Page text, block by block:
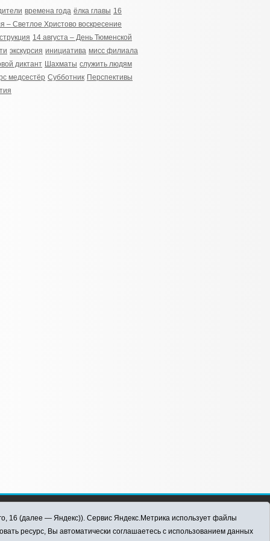
времена года ёлка главы 16
– Светлое Христово воскресение
14 августа – День Тюменской
экскурсия инициатива мисс филиала
диктант Шахматы служить людям
медсестёр ­Субботник Перспективы
16 (далее — Яндекс)). Сервис Яндекс.Метрика использует файлы
ресурс, Вы автоматически соглашаетесь с использованием данных